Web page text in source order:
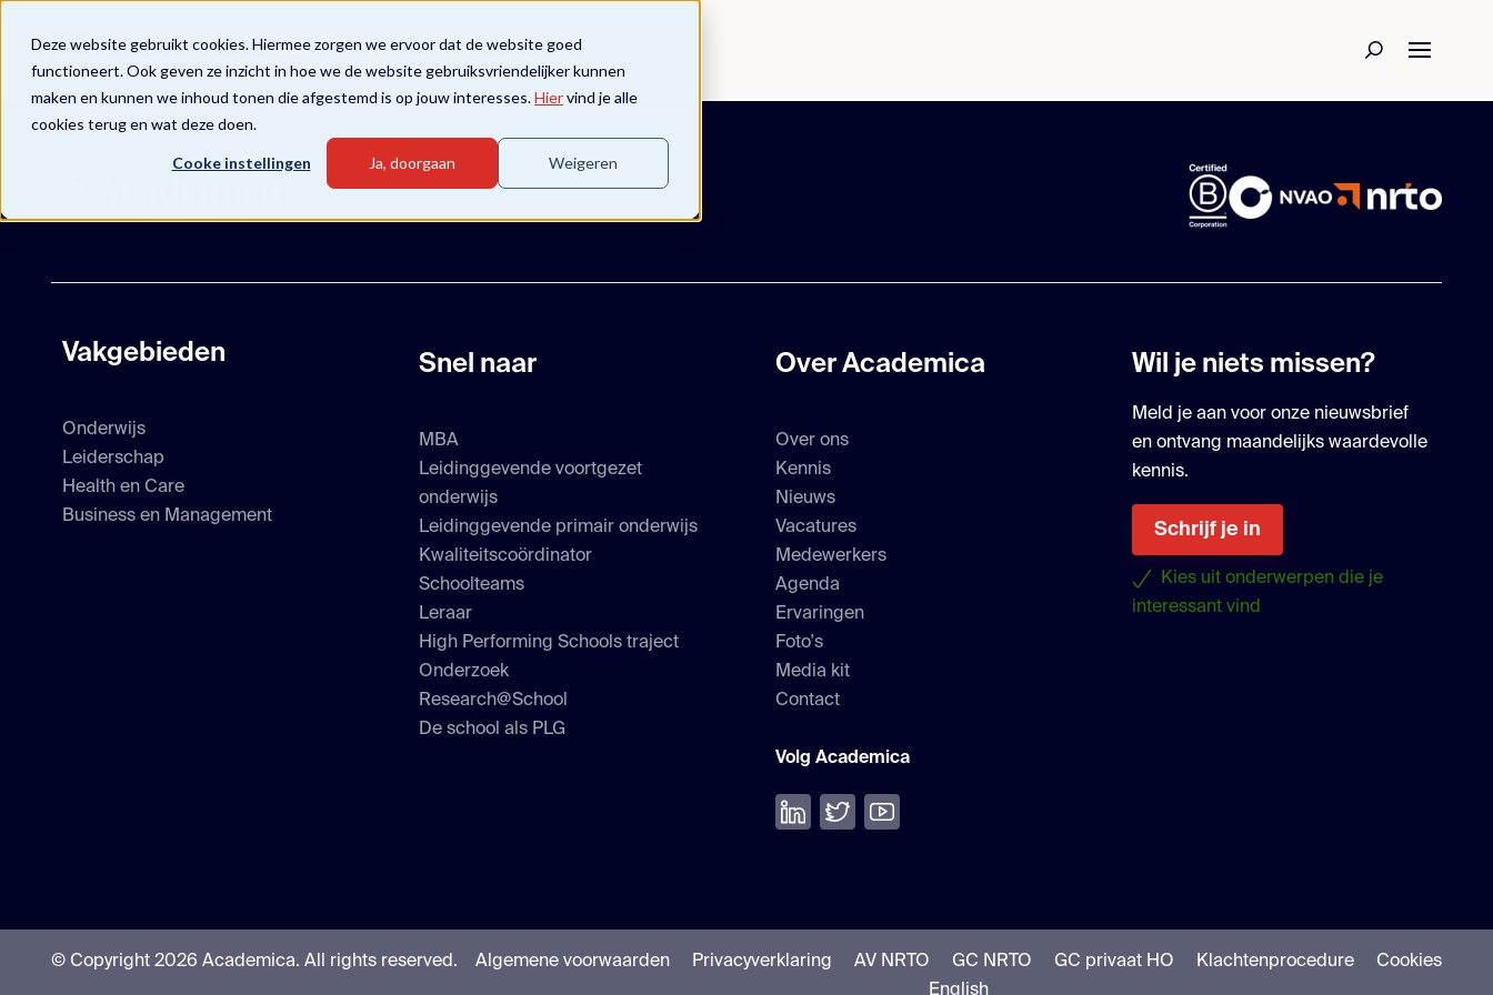
Deze website gebruikt cookies. Hiermee zorgen we ervoor dat de website goed
functioneert. Ook geven ze inzicht in hoe we de website gebruiksvriendelijker kunnen
maken en kunnen we inhoud tonen die afgestemd is op jouw interesses.Hiervind je alle
cookies terug en wat deze doen.
Cooke instellingen Ja, doorgaan Weigeren
Vakgebieden
Onderwijs
Leiderschap
Health en Care
Business en Management
Snel naar
MBA
Leidinggevende voortgezet
onderwijs
Leidinggevende primair onderwijs
Kwaliteitscoördinator
Schoolteams
Leraar
High Performing Schools traject
Onderzoek
Research@School
De school als PLG
Over Academica
Over ons
Kennis
Nieuws
Vacatures
Medewerkers
Agenda
Ervaringen
Foto's
Media kit
Contact
Volg Academica
Volg ons op LinkedIn
Volg ons op Twitter
Bekijk onze YouTube
Wil je niets missen?
Meld je aan voor onze nieuwsbrief
en ontvang maandelijks waardevolle
kennis.
Schrijf je in
Kies uit onderwerpen die je
interessant vind
© Copyright 2026 Academica. All rights reserved. Algemene voorwaarden Privacyverklaring AV NRTO GC NRTO GC privaat HO Klachtenprocedure
Cookies
English